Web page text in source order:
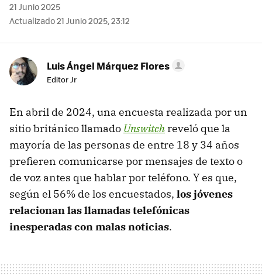
21 Junio 2025
Actualizado 21 Junio 2025, 23:12
Luis Ángel Márquez Flores
Editor Jr
En abril de 2024, una encuesta realizada por un
sitio británico llamado Unswitch reveló que la
mayoría de las personas de entre 18 y 34 años
prefieren comunicarse por mensajes de texto o
de voz antes que hablar por teléfono. Y es que,
según el 56% de los encuestados, los jóvenes
relacionan las llamadas telefónicas
inesperadas con malas noticias.